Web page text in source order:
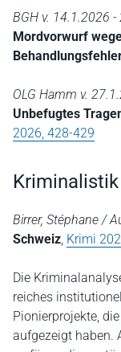
BGH v. 14.1.2026
Mordvorwurf
OLG Hamm v.
Unbefugtes
2026, 428-429
Birrer, Stéphane /
Schweiz Krimi
Die
reiches
Pionierprojekte,
aufgezeigt haben.